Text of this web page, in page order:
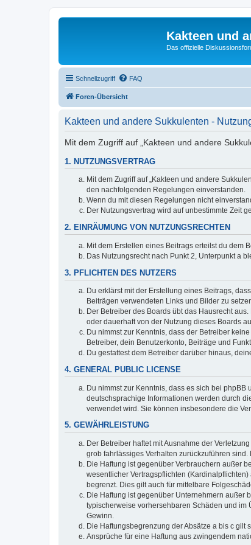
Kakteen und
Das offizielle
Schnellzugriff FAQ
Foren-Übersicht
Kakteen und andere Sukkulenten -
Mit dem Zugriff auf „Kakteen und andere
1. NUTZUNGSVERTRAG
Mit dem Zugriff auf „Kakteen und andere
den nachfolgenden Regelungen einverstanden.
Wenn du mit diesen Regelungen nicht
Der Nutzungsvertrag wird auf unbestimmte Zeit
2. EINRÄUMUNG VON NUTZUNGSRECHTEN
Mit dem Erstellen eines Beitrags erteilst du dem
Das Nutzungsrecht nach Punkt 2, Unterpunkt a
3. PFLICHTEN DES NUTZERS
Du erklärst mit der Erstellung eines Beitrags,
Beiträgen verwendeten Links und Bilder zu
Der Betreiber des Boards übt das Hausrecht
oder dauerhaft von der Nutzung dieses Boards
Du nimmst zur Kenntnis, dass der Betreiber
Betreiber, dein Benutzerkonto, Beiträge und
Du gestattest dem Betreiber darüber hinaus,
4. GENERAL PUBLIC LICENSE
Du nimmst zur Kenntnis, dass es sich bei phpBB
deutschsprachige Informationen werden durch
verwendet wird. Sie können insbesondere die
5. GEWÄHRLEISTUNG
Der Betreiber haftet mit Ausnahme der
grob fahrlässiges Verhalten zurückzuführen
Die Haftung ist gegenüber Verbrauchern außer
wesentlicher Vertragspflichten
begrenzt. Dies gilt auch für mittelbare
Die Haftung ist gegenüber Unternehmern außer
typischerweise vorhersehbaren Schäden und
Gewinn.
Die Haftungsbegrenzung der Absätze a bis c
Ansprüche für eine Haftung aus zwingendem